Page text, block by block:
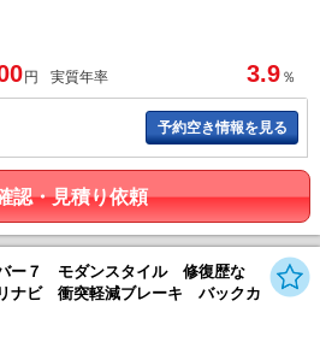
円 実質年率 3.9 ％
予約空き情報を見る
認・見積り依頼
ー７ モダンスタイル 修復歴な
ナビ 衝突軽減ブレーキ バックカ